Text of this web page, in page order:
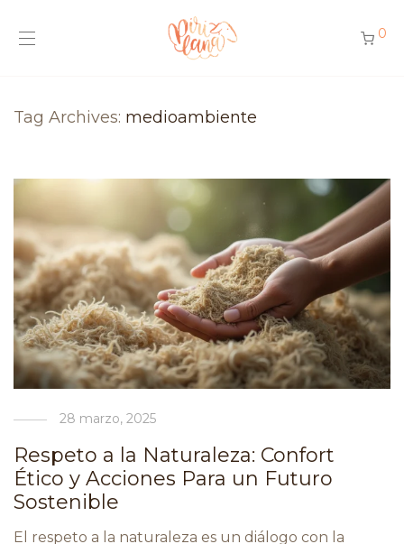
0
Tag Archives: medioambiente
28 marzo, 2025
Respeto a la Naturaleza: Confort
Ético y Acciones Para un Futuro
Sostenible
El respeto a la naturaleza es un diálogo con la